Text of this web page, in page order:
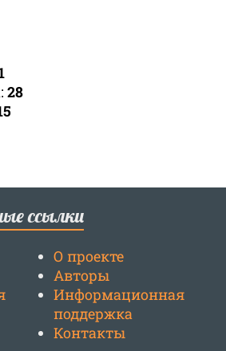
28
ссылки
О проекте
Авторы
Информационная
поддержка
Контакты